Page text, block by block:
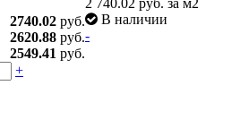
2740.02 руб.
2620.88 руб.
2549.41 руб.
В наличии
-
+